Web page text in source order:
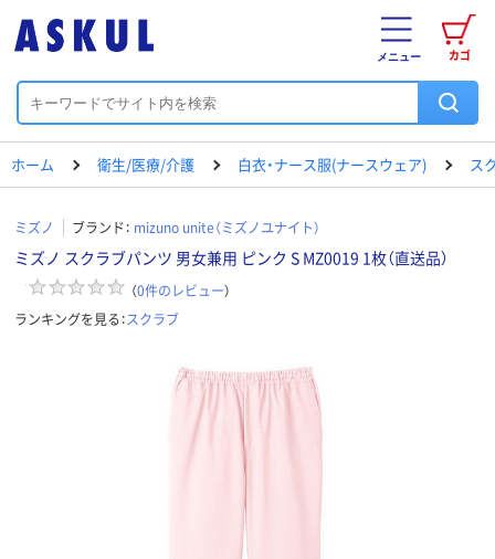
カゴ
メニュー
ホーム 衛生/医療/介護 白衣・ナース服(ナースウェア) ス
ミズノ ブランド： mizuno unite（ミズノユナイト）
ミズノ スクラブパンツ 男女兼用 ピンク S MZ0019 1枚（直送品）
（0件のレビュー）
ランキングを見る：スクラブ